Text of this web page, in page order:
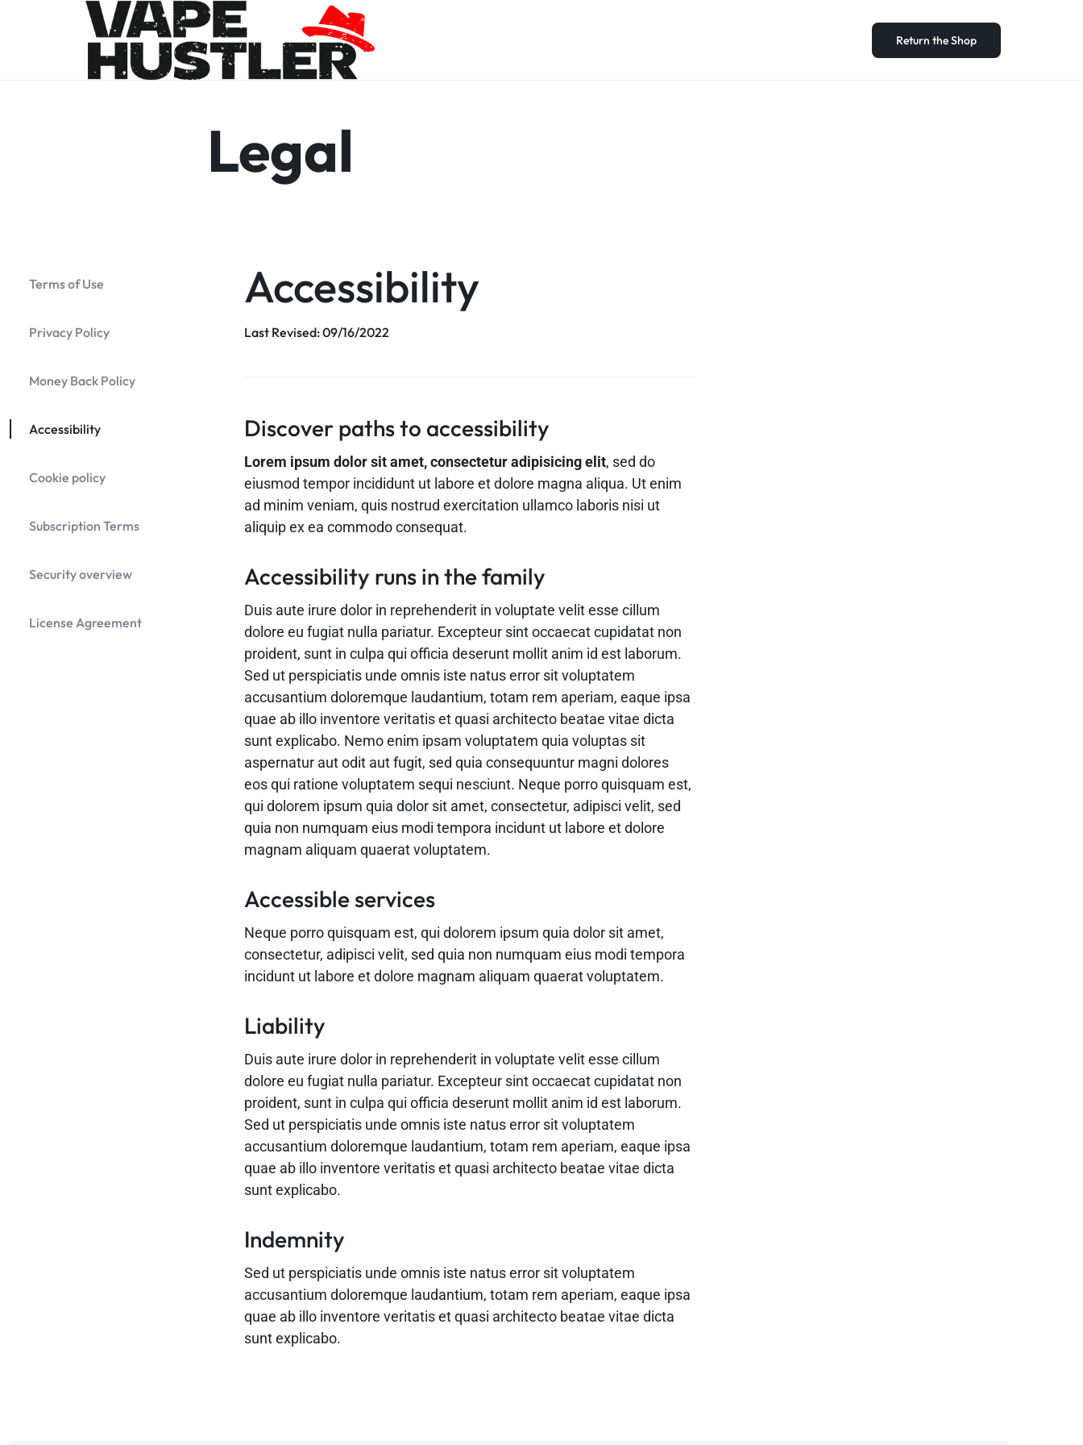
FOR
VAPES
Return the Shop
Legal
Terms of Use
Privacy Policy
Money Back Policy
Accessibility
Cookie policy
Subscription Terms
Security overview
License Agreement
Accessibility
Last Revised: 09/16/2022
Discover paths to accessibility
Lorem ipsum dolor sit amet, consectetur adipisicing elit, sed do
eiusmod tempor incididunt ut labore et dolore magna aliqua. Ut enim
ad minim veniam, quis nostrud exercitation ullamco laboris nisi ut
aliquip ex ea commodo consequat.
Accessibility runs in the family
Duis aute irure dolor in reprehenderit in voluptate velit esse cillum
dolore eu fugiat nulla pariatur. Excepteur sint occaecat cupidatat non
proident, sunt in culpa qui officia deserunt mollit anim id est laborum.
Sed ut perspiciatis unde omnis iste natus error sit voluptatem
accusantium doloremque laudantium, totam rem aperiam, eaque ipsa
quae ab illo inventore veritatis et quasi architecto beatae vitae dicta
sunt explicabo. Nemo enim ipsam voluptatem quia voluptas sit
aspernatur aut odit aut fugit, sed quia consequuntur magni dolores
eos qui ratione voluptatem sequi nesciunt. Neque porro quisquam est,
qui dolorem ipsum quia dolor sit amet, consectetur, adipisci velit, sed
quia non numquam eius modi tempora incidunt ut labore et dolore
magnam aliquam quaerat voluptatem.
Accessible services
Neque porro quisquam est, qui dolorem ipsum quia dolor sit amet,
consectetur, adipisci velit, sed quia non numquam eius modi tempora
incidunt ut labore et dolore magnam aliquam quaerat voluptatem.
Liability
Duis aute irure dolor in reprehenderit in voluptate velit esse cillum
dolore eu fugiat nulla pariatur. Excepteur sint occaecat cupidatat non
proident, sunt in culpa qui officia deserunt mollit anim id est laborum.
Sed ut perspiciatis unde omnis iste natus error sit voluptatem
accusantium doloremque laudantium, totam rem aperiam, eaque ipsa
quae ab illo inventore veritatis et quasi architecto beatae vitae dicta
sunt explicabo.
Indemnity
Sed ut perspiciatis unde omnis iste natus error sit voluptatem
accusantium doloremque laudantium, totam rem aperiam, eaque ipsa
quae ab illo inventore veritatis et quasi architecto beatae vitae dicta
sunt explicabo.